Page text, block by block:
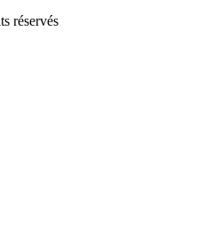
réservés